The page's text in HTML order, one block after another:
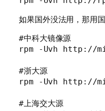
如果国外没法用，那用
#中科大镜像源
rpm -Uvh http://
#浙大源
rpm -Uvh http://
#上海交大源